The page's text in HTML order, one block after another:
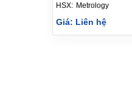
Metrology
Giá: Liên hệ